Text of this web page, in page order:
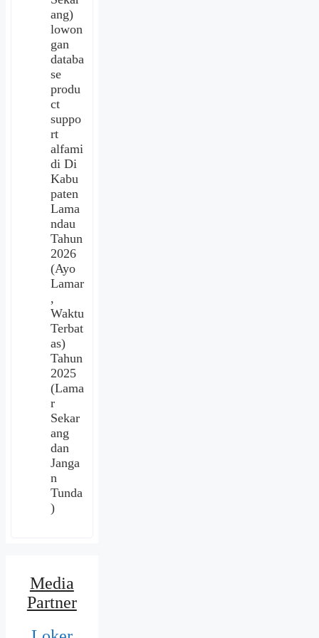
ang)
lowon
gan
databa
se
produ
ct
suppo
rt
alfami
di Di
Kabu
paten
Lama
ndau
Tahun
2026
(Ayo
Lamar
,
Waktu
Terbat
as)
Tahun
2025
(Lama
r
Sekar
ang
dan
Janga
n
Tunda
)
Media
Partner